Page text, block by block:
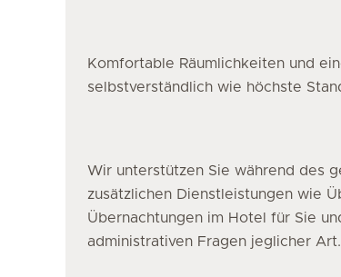
Komfortable Räumlichkeiten und
selbstverständlich wie höchste
Wir unterstützen Sie während des
zusätzlichen Dienstleistungen wie
Übernachtungen im Hotel für Sie
administrativen Fragen jeglicher Art.